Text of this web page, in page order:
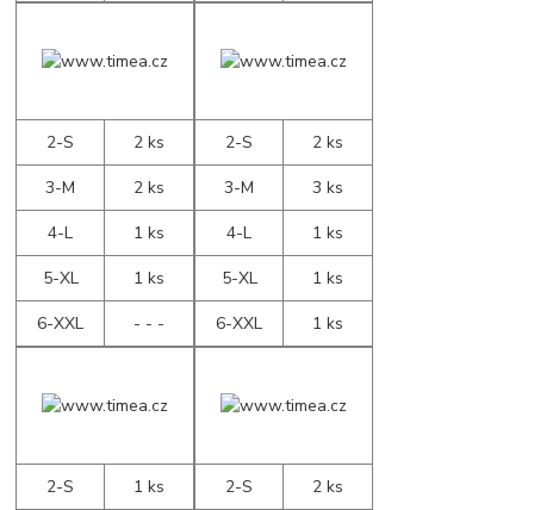
2-S
2 ks
3-M
2 ks
4-L
1 ks
5-XL
1 ks
6-XXL
- - -
2-S
2 ks
3-M
3 ks
4-L
1 ks
5-XL
1 ks
6-XXL
1 ks
2-S
1 ks
2-S
2 ks